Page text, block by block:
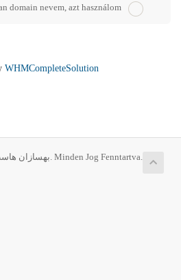
domain nevem, azt használom
WHMCompleteSolution
Szerzői jog © 2026 بهسازان هاست. Minden Jog Fenntartva.